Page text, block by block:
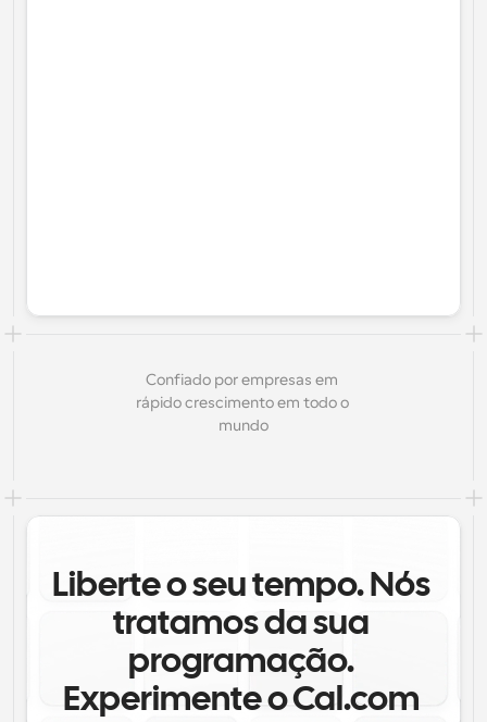
Confiado por empresas em
rápido crescimento em todo o
mundo
Liberte o seu tempo. Nós
tratamos da sua
programação.
Experimente o Cal.com